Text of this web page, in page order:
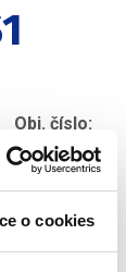
o cookies
Obj. číslo:
505
kazeta na 1
sektovou